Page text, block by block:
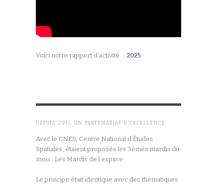
Voici notre rapport d’activité : 2025
DEPUIS 2011, UN PARTENARIAT D’EXCELLENCE
Avec le CNES, Centre National d’Études
Spatiales, étaient proposés les 3èmes mardis du
mois : Les Mardis de l’espace
Le principe était identique avec des thématiques